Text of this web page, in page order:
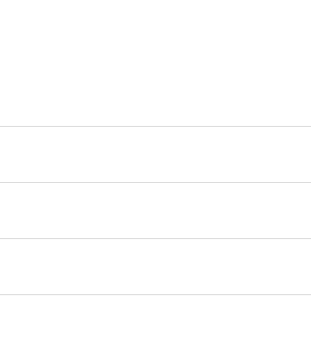
pelo aplicativo Santander Empresas para agilizar as
informacional, consultivo e transacional, via chat